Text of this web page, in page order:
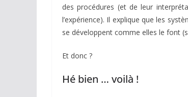
des procédures (et de leur
l’expérience). Il explique que les
se développent comme elles le font
Et donc ?
Hé bien … voilà !